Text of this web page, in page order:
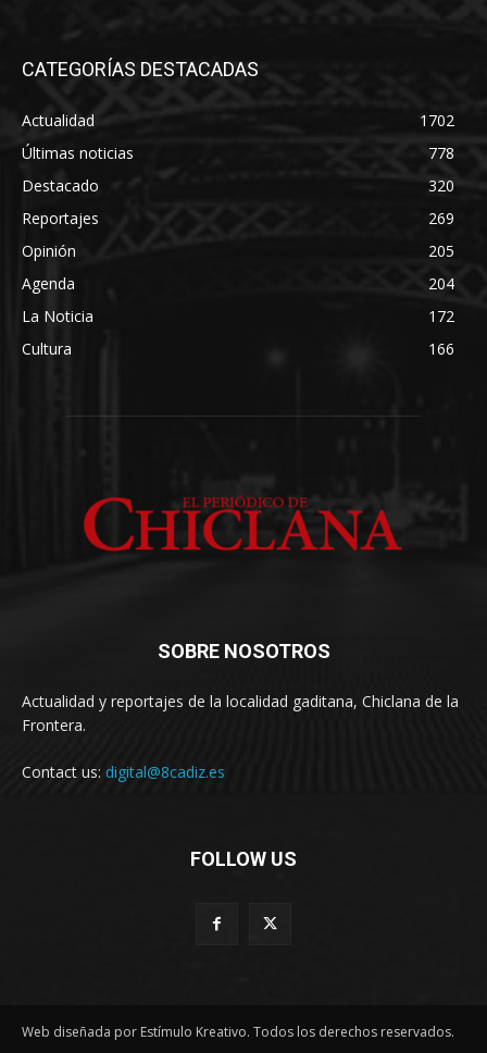
CATEGORÍAS DESTACADAS
Actualidad
1702
Últimas noticias
778
Destacado
320
Reportajes
269
Opinión
205
Agenda
204
La Noticia
172
Cultura
166
SOBRE NOSOTROS
Actualidad y reportajes de la localidad gaditana, Chiclana de la
Frontera.
Contact us: digital@8cadiz.es
FOLLOW US
Web diseñada por Estímulo Kreativo. Todos los derechos reservados.